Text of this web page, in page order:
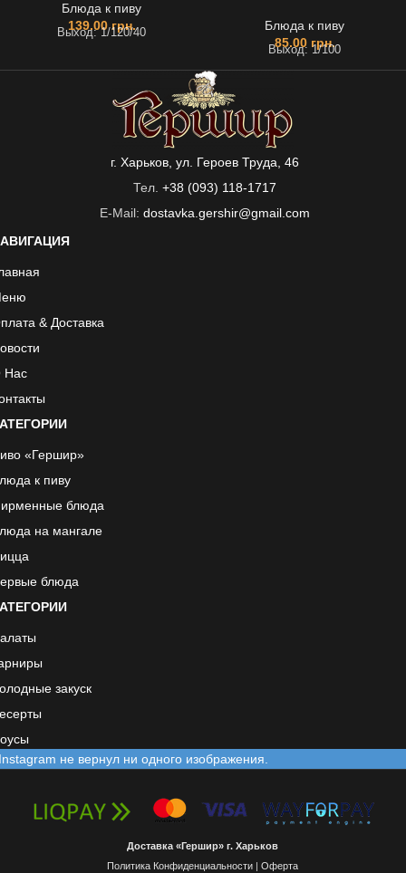
Блюда к пиву
139.00грн.
Выход: 1/120/40
Блюда к пиву
85.00 грн.
Выход: 1/100
г. Харьков, ул. Героев Труда, 46
Тел. +38 (093) 118-1717
E-Mail: dostavka.gershir@gmail.com
& Доставка
Нас
«Гершир»
к пиву
блюда
на мангале
блюда
закуск
не вернул ни одного изображения.
Доставка «Гершир» г. Харьков
Политика Конфиденциальности |Оферта